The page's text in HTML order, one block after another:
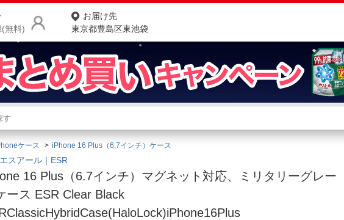
無料)
お届け先
東京都豊島区東池袋
商品をさがす
ランキングからさがす
カテゴリ一覧からさがす
店舗サービス
ネット取り置き
店舗情報・店舗一覧
ケース iPhone 16 Plus（6.7インチ）ケース
スアール｜ESR
16 Plus（6.7インチ）マグネット対応、ミリタリーグレー
ース ESR Clear Black